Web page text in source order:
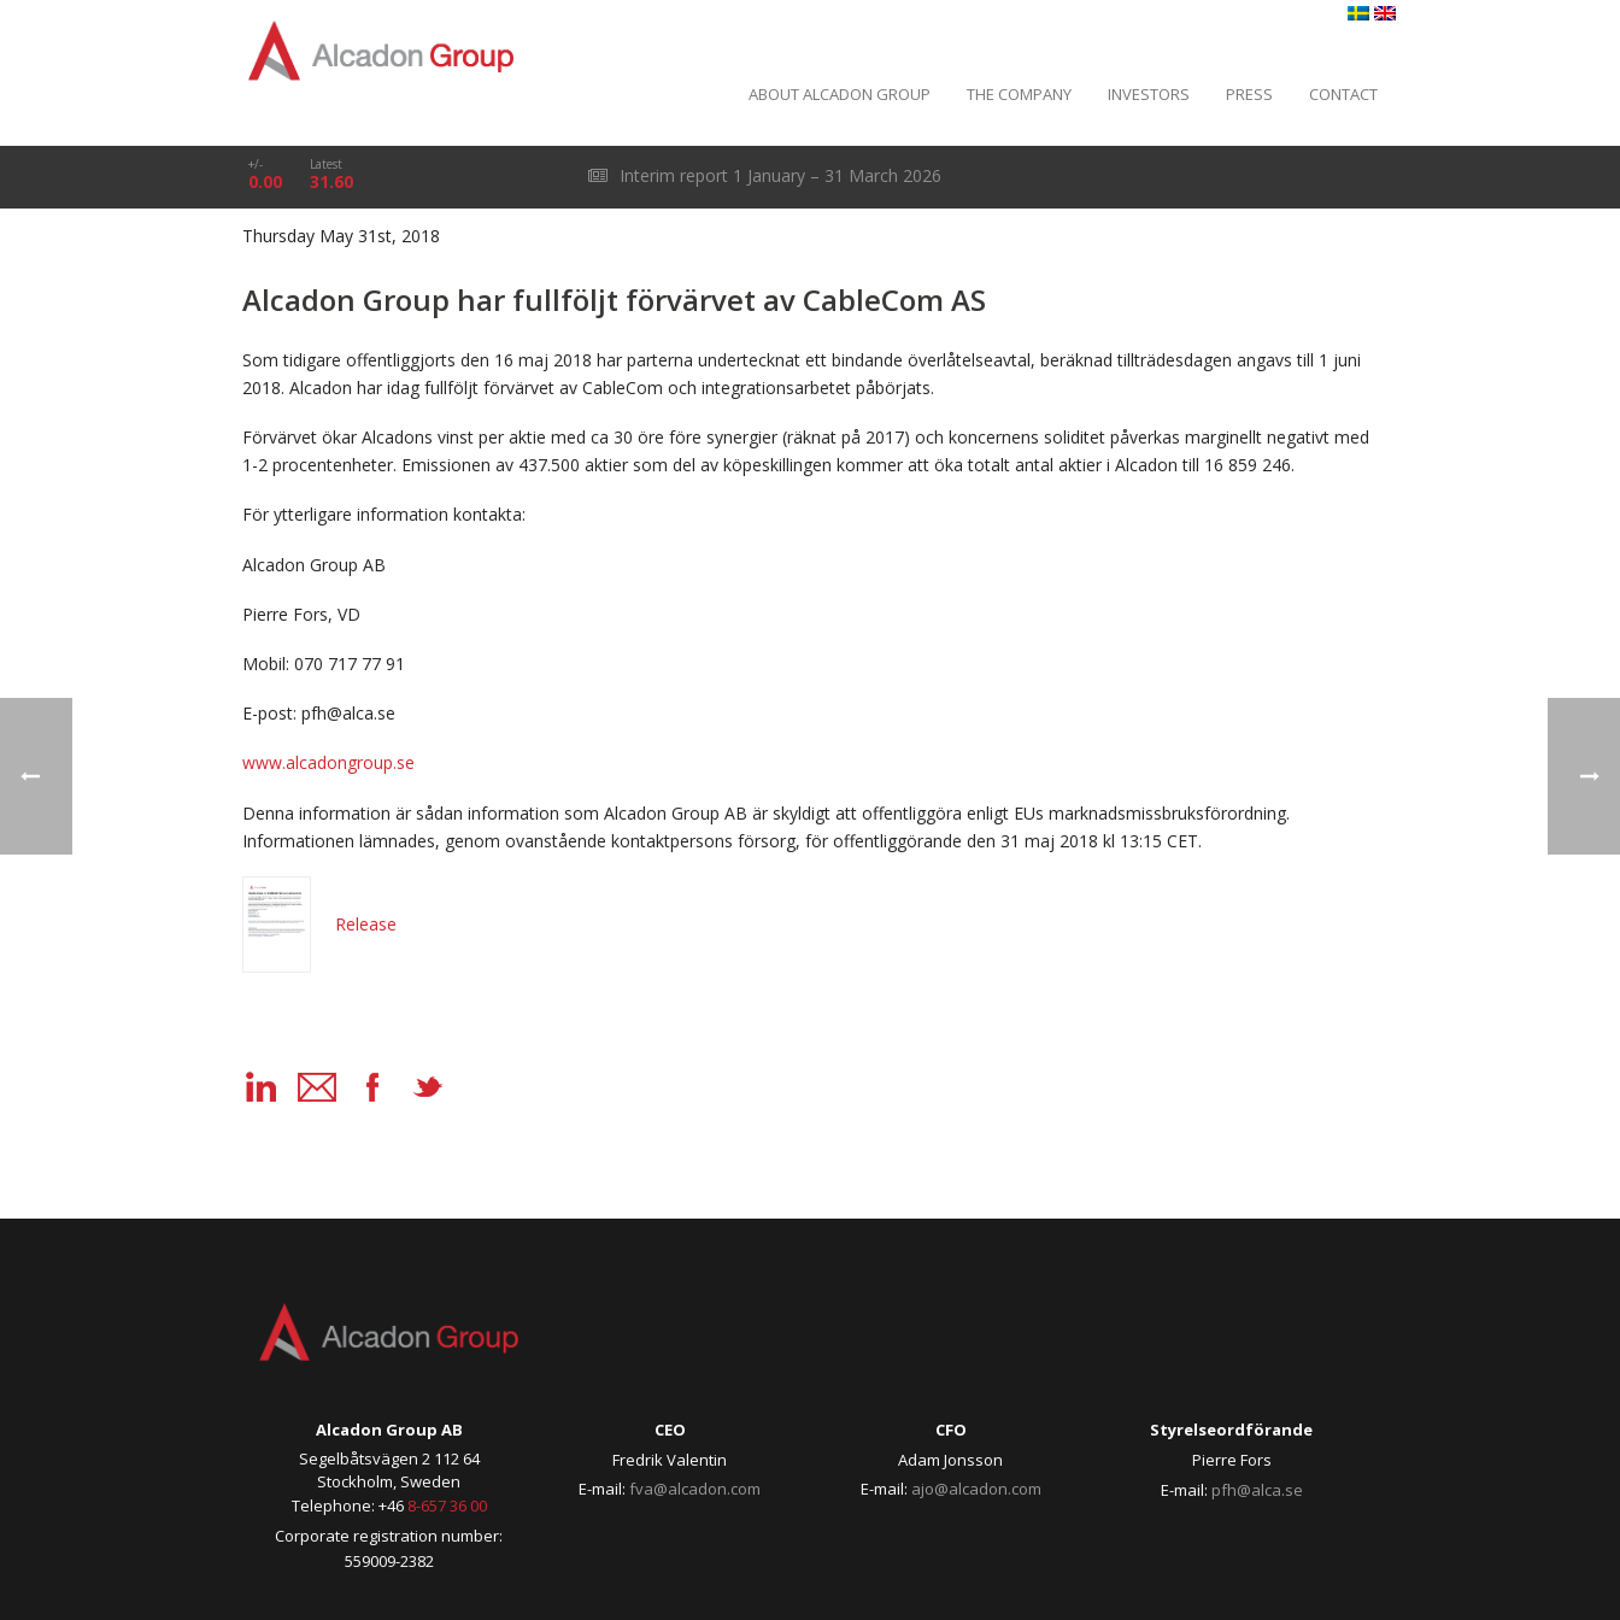
ABOUT ALCADON GROUP THE COMPANY INVESTORS PRESS CONTACT
+/-
0.00
Latest
31.60 Interim report 1 January – 31 March 2026
Thursday May 31st, 2018
Alcadon Group har fullföljt förvärvet av CableCom AS
Som tidigare offentliggjorts den 16 maj 2018 har parterna undertecknat ett bindande överlåtelseavtal, beräknad tillträdesdagen angavs till 1 juni
2018. Alcadon har idag fullföljt förvärvet av CableCom och integrationsarbetet påbörjats.
Förvärvet ökar Alcadons vinst per aktie med ca 30 öre före synergier (räknat på 2017) och koncernens soliditet påverkas marginellt negativt med
1-2 procentenheter. Emissionen av 437.500 aktier som del av köpeskillingen kommer att öka totalt antal aktier i Alcadon till 16 859 246.
För ytterligare information kontakta:
Alcadon Group AB
Pierre Fors, VD
Mobil: 070 717 77 91
E-post: pfh@alca.se
www.alcadongroup.se
Denna information är sådan information som Alcadon Group AB är skyldigt att offentliggöra enligt EUs marknadsmissbruksförordning.
Informationen lämnades, genom ovanstående kontaktpersons försorg, för offentliggörande den 31 maj 2018 kl 13:15 CET.
Release
Alcadon Group AB
Segelbåtsvägen 2 112 64
Stockholm, Sweden
Telephone: +46 8-657 36 00
Corporate registration number:
559009-2382
CEO
Fredrik Valentin
E-mail: fva@alcadon.com
CFO
Adam Jonsson
E-mail: ajo@alcadon.com
Styrelseordförande
Pierre Fors
E-mail: pfh@alca.se